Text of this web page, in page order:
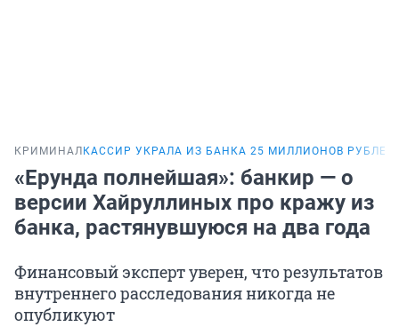
КРИМИНАЛ КАССИР УКРАЛА ИЗ БАНКА 25 МИЛЛИОНОВ РУБЛЕЙ
«Ерунда полнейшая»: банкир — о
версии Хайруллиных про кражу из
банка, растянувшуюся на два года
Финансовый эксперт уверен, что результатов
внутреннего расследования никогда не
опубликуют